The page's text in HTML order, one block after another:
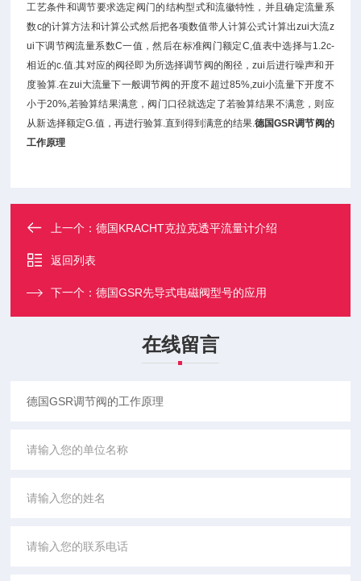
工艺条件和调节要求选定阀门的结构型式和流徽特性，并且确定流量系
数c的计算方法和计算公式然后把各项数值带人计算公式计算出zui大流z
ui下调节阀流量系数C一值，然后在标准阀门额定C,值表中选择与1.2c-
相近的c.值.其对应的阀径即为所选择调节阀的阁径，zui后进行噪声和开
度验算.在zui大流量下一般调节阀的开度不超过85%,zui小流量下开度不
小于20%,若验算结果满意，阀门口径就选定了若验算结果不满意，则应
从新选择额定G.值，再进行验算.直到得到满意的结果.德国GSR调节阀的
工作原理
上一个：德国KRACHT克拉克透平流量计介绍
返回列表
下一个：德国GSR先导式电磁阀型号的应用
在线留言